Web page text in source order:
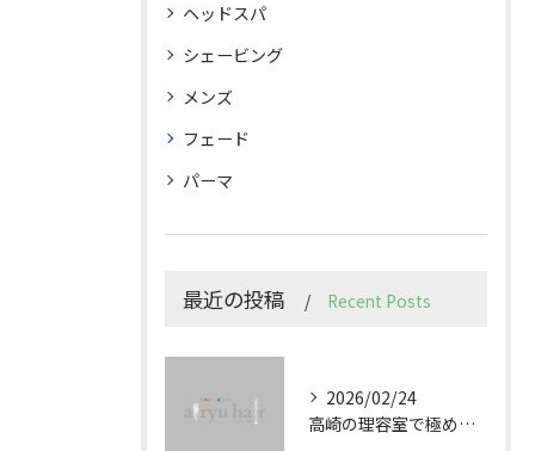
ヘッドスパ
シェービング
メンズ
フェード
パーマ
最近の投稿 Recent Posts
2026/02/24
高崎の理容室で極めるメンズカット技術